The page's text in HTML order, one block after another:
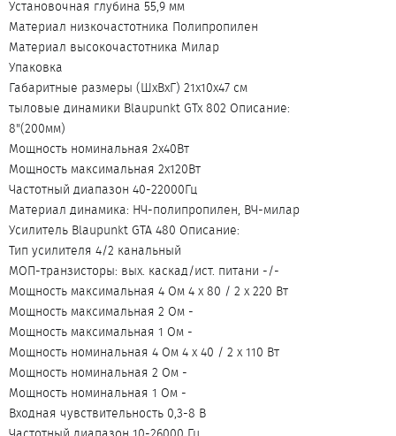
Установочная глубинa 55,9 мм
Материал низкочастотника Полипропилен
Материал высокочастотника Милар
Упаковка
Габаритные размеры (ШxВxГ) 21x10x47 см
тыловые динамики Blaupunkt GTx 802 Описание:
8"(200мм)
Мощность номинальная 2x40Вт
Мощность максимальная 2x120Вт
Частотный диапазон 40-22000Гц
Материал динамика: НЧ-полипропилен, ВЧ-милар
Усилитель Blaupunkt GTA 480 Описание:
Тип усилителя 4/2 канальный
МОП-транзисторы: вых. каскад/ист. питани -/-
Мощность максимальная 4 Ом 4 х 80 / 2 х 220 Вт
Мощность максимальная 2 Ом -
Мощность максимальная 1 Ом -
Мощность номинальная 4 Ом 4 х 40 / 2 х 110 Вт
Мощность номинальная 2 Ом -
Мощность номинальная 1 Ом -
Входная чувствительность 0,3-8 В